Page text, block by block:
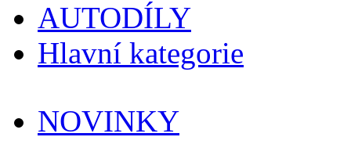
AUTODÍLY
Hlavní kategorie
NOVINKY